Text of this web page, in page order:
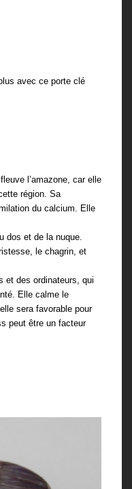
avec ce porte clé
l’amazone, car elle
région. Sa
du calcium. Elle
dos et de la nuque.
le chagrin, et
et des ordinateurs, qui
Elle calme le
sera favorable pour
peut être un facteur